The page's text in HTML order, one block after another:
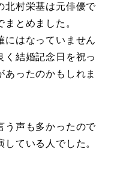
北村栄基は元俳優で
とめました。
にはなっていません
く結婚記念日を祝っ
ったのかもしれま
う声も多かったので
ている人でした。